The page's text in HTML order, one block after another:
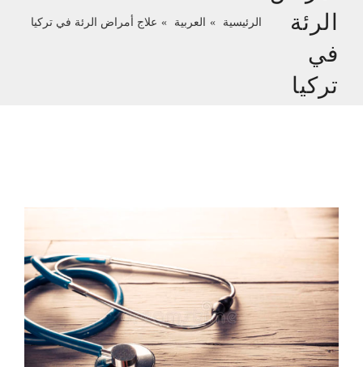
الرئة
في
تركيا
الرئيسية العربية علاج أمراض الرئة في تركيا